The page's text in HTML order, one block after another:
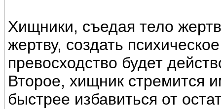
Хищники, съедая тело
жертву, создать
превосходство будет
Второе, хищник стремится
быстрее избавиться от